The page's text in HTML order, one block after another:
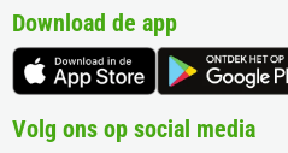
Download de app
Volg ons op social media